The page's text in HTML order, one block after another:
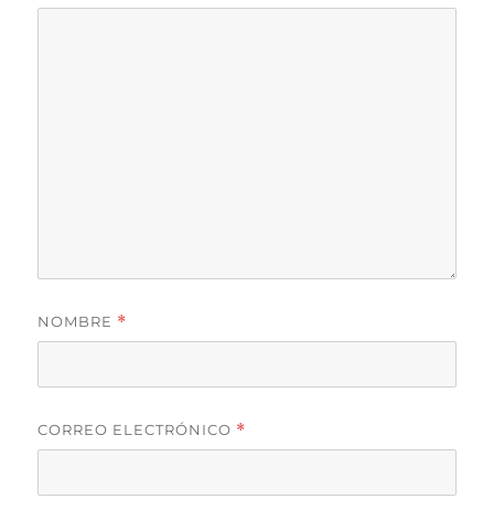
NOMBRE *
CORREO ELECTRÓNICO *